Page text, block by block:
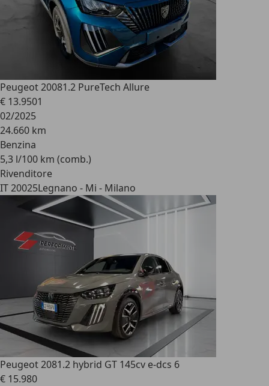
Peugeot 20081.2 PureTech Allure
€ 13.9501
02/2025
24.660 km
Benzina
5,3 l/100 km (comb.)
Rivenditore
IT 20025Legnano - Mi - Milano
Peugeot 2081.2 hybrid GT 145cv e-dcs 6
€ 15.980